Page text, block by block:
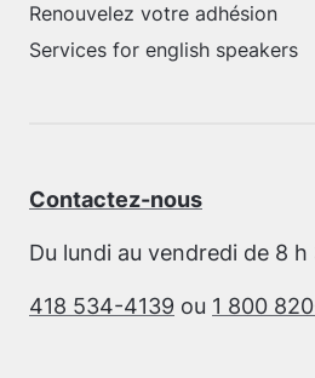
Renouvelez votre adhésion
Services for english speakers
Contactez-nous
Du lundi au vendredi de 8 h
418 534-4139 ou 1 800